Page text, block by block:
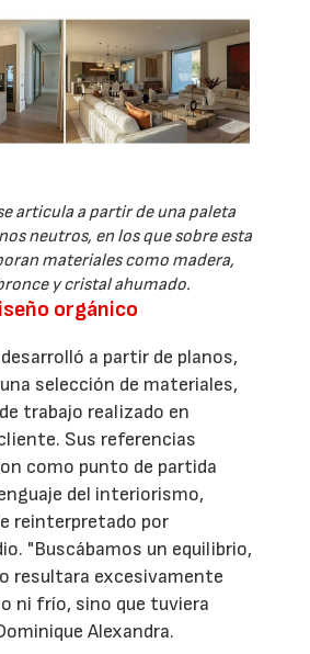
articula a partir de una paleta
neutros, en los que sobre esta
materiales como madera,
y cristal ahumado.
orgánico
a partir de planos,
selección de materiales,
trabajo realizado en
Sus referencias
como punto de partida
del interiorismo,
reinterpretado por
"Buscábamos un equilibrio,
resultara excesivamente
ni frío, sino que tuviera
Alexandra.